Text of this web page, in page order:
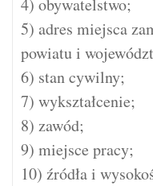
4) obywatelstwo;
5) adres miejsca
powiatu i
6) stan cywilny;
7) wykształcenie;
8) zawód;
9) miejsce pracy;
10) źródła i